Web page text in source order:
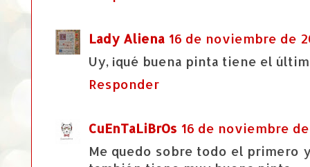
Lady Aliena 16 de noviembre de
Uy, ¡qué buena pinta tiene el
Responder
CuEnTaLiBrOs 16 de noviembre de
Me quedo sobre todo el primero